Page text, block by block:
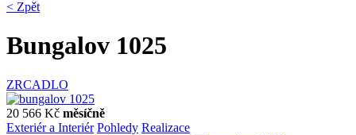
< Zpět
Bungalov 1025
ZRCADLO
20 566 Kč měsíčně
Exteriér a Interiér Pohledy Realizace